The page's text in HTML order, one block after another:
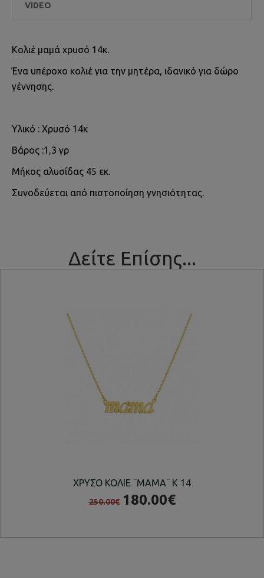
VIDEO
Κολιέ μαμά χρυσό 14κ.
Ένα υπέροχο κολιέ για την μητέρα, ιδανικό για δώρο
γέννησης.
Υλικό : Χρυσό 14κ
Βάρος :1,3 γρ
Μήκος αλυσίδας 45 εκ.
Συνοδεύεται από πιστοποίηση γνησιότητας.
Δείτε Επίσης...
ΧΡΥΣΟ ΚΟΛΙΕ ¨ΜΑΜΑ¨ Κ 14
250.00€ 180.00€